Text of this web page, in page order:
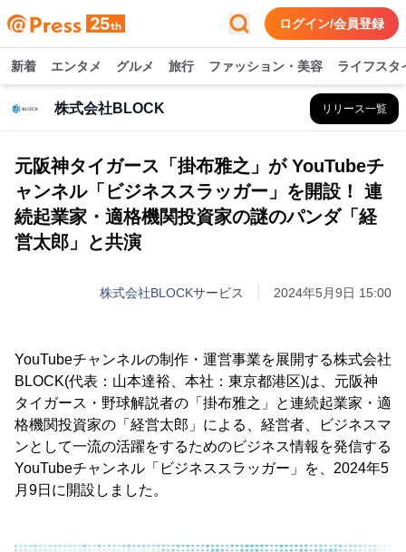
ログイン/会員登録
新着 エンタメ グルメ 旅行 ファッション・美容 ライフスタ
株式会社BLOCK リリース一覧
元阪神タイガース「掛布雅之」が YouTubeチ
ャンネル「ビジネススラッガー」を開設！ 連
続起業家・適格機関投資家の謎のパンダ「経
営太郎」と共演
株式会社BLOCKサービス 2024年5月9日 15:00
YouTubeチャンネルの制作・運営事業を展開する株式会社
BLOCK(代表：山本達裕、本社：東京都港区)は、元阪神
タイガース・野球解説者の「掛布雅之」と連続起業家・適
格機関投資家の「経営太郎」による、経営者、ビジネスマ
ンとして一流の活躍をするためのビジネス情報を発信する
YouTubeチャンネル「ビジネススラッガー」を、2024年5
月9日に開設しました。